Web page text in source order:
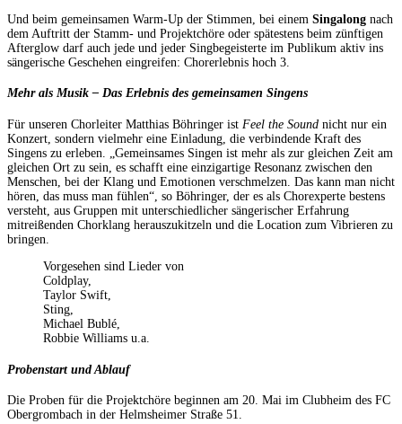
Und beim gemeinsamen Warm-Up der Stimmen, bei einem Singalong nach
dem Auftritt der Stamm- und Projektchöre oder spätestens beim zünftigen
Afterglow darf auch jede und jeder Singbegeisterte im Publikum aktiv ins
sängerische Geschehen eingreifen: Chorerlebnis hoch 3.
Mehr als Musik – Das Erlebnis des gemeinsamen Singens
Für unseren Chorleiter Matthias Böhringer ist Feel the Sound nicht nur ein
Konzert, sondern vielmehr eine Einladung, die verbindende Kraft des
Singens zu erleben. „Gemeinsames Singen ist mehr als zur gleichen Zeit am
gleichen Ort zu sein, es schafft eine einzigartige Resonanz zwischen den
Menschen, bei der Klang und Emotionen verschmelzen. Das kann man nicht
hören, das muss man fühlen“, so Böhringer, der es als Chorexperte bestens
versteht, aus Gruppen mit unterschiedlicher sängerischer Erfahrung
mitreißenden Chorklang herauszukitzeln und die Location zum Vibrieren zu
bringen.
Vorgesehen sind Lieder von
Coldplay,
Taylor Swift,
Sting,
Michael Bublé,
Robbie Williams u.a.
Probenstart und Ablauf
Die Proben für die Projektchöre beginnen am 20. Mai im Clubheim des FC
Obergrombach in der Helmsheimer Straße 51.